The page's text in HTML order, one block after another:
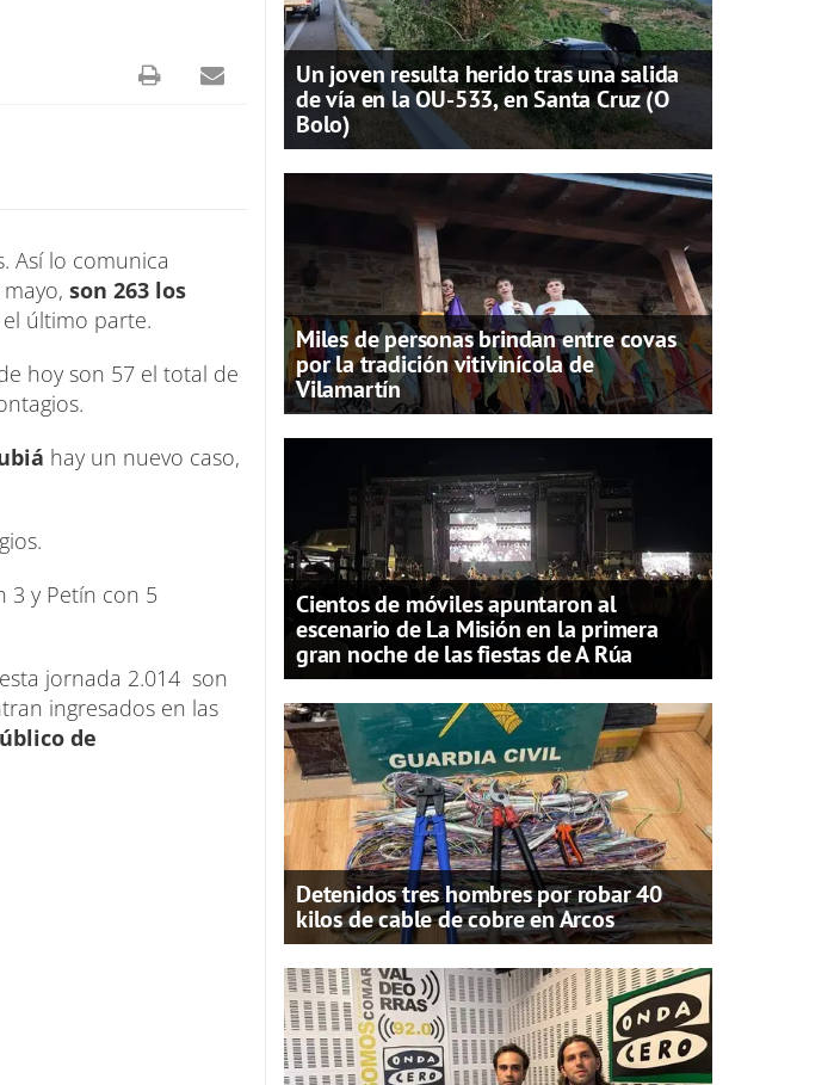
Así lo comunica
son 263 los
último parte.
hoy son 57 el total de
hay un nuevo caso,
3 y Petín con 5
jornada 2.014 son
ingresados en las
de
Un joven resulta herido tras una salida
de vía en la OU-533, en Santa Cruz (O
Bolo)
Miles de personas brindan entre covas
por la tradición vitivinícola de
Vilamartín
Cientos de móviles apuntaron al
escenario de La Misión en la primera
gran noche de las fiestas de A Rúa
Detenidos tres hombres por robar 40
kilos de cable de cobre en Arcos